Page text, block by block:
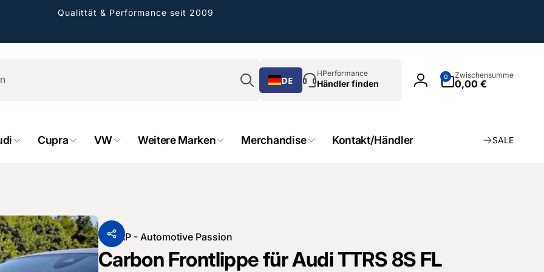
Qualittät & Performance seit 2009
Suchen
DE
HPerformance
Händler finden Einloggen
0
Artikel
Zwischensumme
0,00 €
Cupra VW Weitere Marken Merchandise Kontakt/Händler SALE
VonAP - Automotive Passion
Carbon Frontlippe für Audi TTRS 8S FL